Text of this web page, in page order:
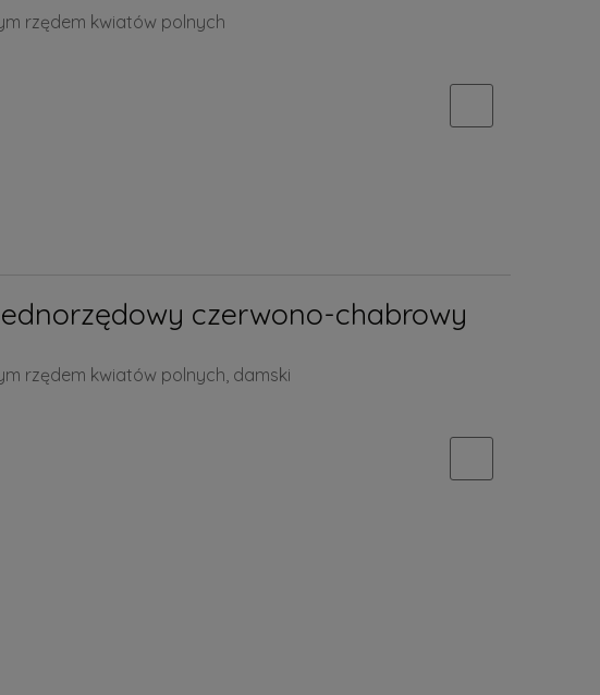
rzędem kwiatów polnych
czerwono-chabrowy
rzędem kwiatów polnych, damski